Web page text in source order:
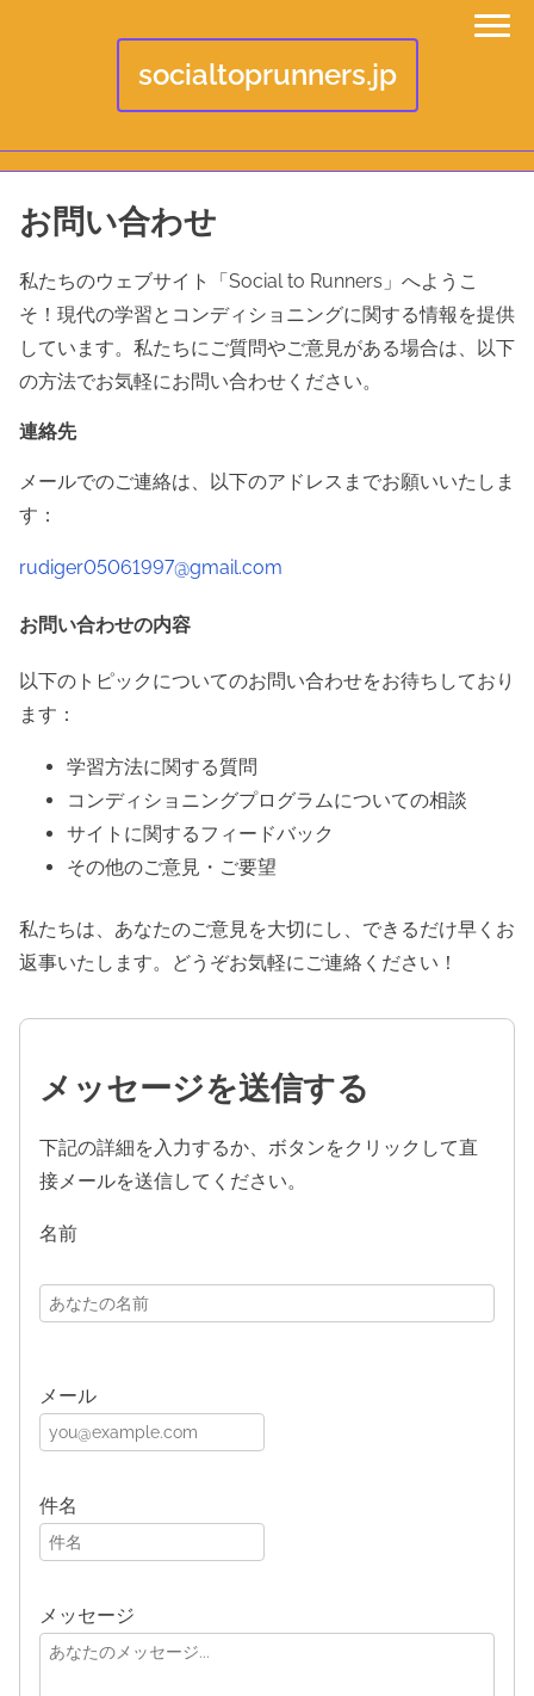
socialtoprunners.jp
お問い合わせ
私たちのウェブサイト「Social to Runners」へようこ
そ！現代の学習とコンディショニングに関する情報を提供
しています。私たちにご質問やご意見がある場合は、以下
の方法でお気軽にお問い合わせください。
連絡先
メールでのご連絡は、以下のアドレスまでお願いいたしま
す：
rudiger05061997@gmail.com
お問い合わせの内容
以下のトピックについてのお問い合わせをお待ちしており
ます：
学習方法に関する質問
コンディショニングプログラムについての相談
サイトに関するフィードバック
その他のご意見・ご要望
私たちは、あなたのご意見を大切にし、できるだけ早くお
返事いたします。どうぞお気軽にご連絡ください！
メッセージを送信する
下記の詳細を入力するか、ボタンをクリックして直
接メールを送信してください。
名前
メール
件名
メッセージ